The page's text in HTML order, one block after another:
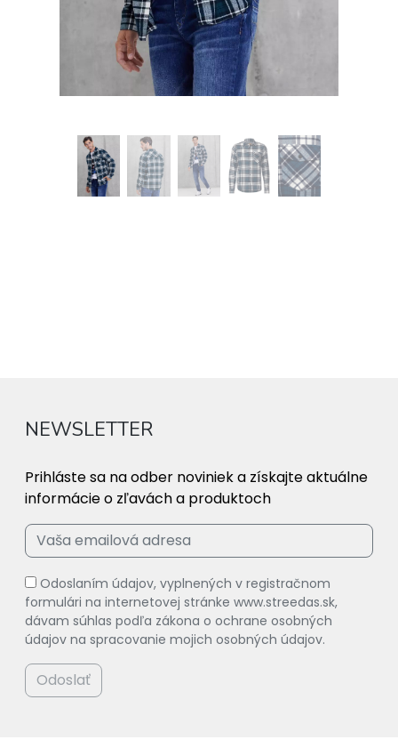
NEWSLETTER
Prihláste sa na odber noviniek a získajte aktuálne
informácie o zľavách a produktoch
Odoslaním údajov, vyplnených v registračnom
formulári na internetovej stránke www.streedas.sk,
dávam súhlas podľa zákona o ochrane osobných
údajov na spracovanie mojich osobných údajov.
Odoslať